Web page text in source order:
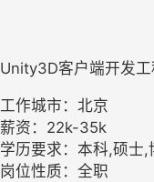
Unity3D客户端开发工
工作城市：北京
薪资：22k-35k
学历要求：本科,硕士,
岗位性质：全职